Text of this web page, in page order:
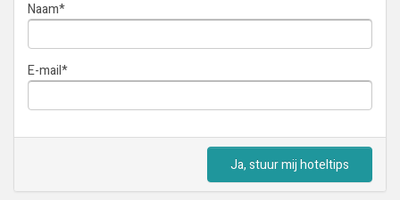
Naam*
E-mail*
Ja, stuur mij hoteltips